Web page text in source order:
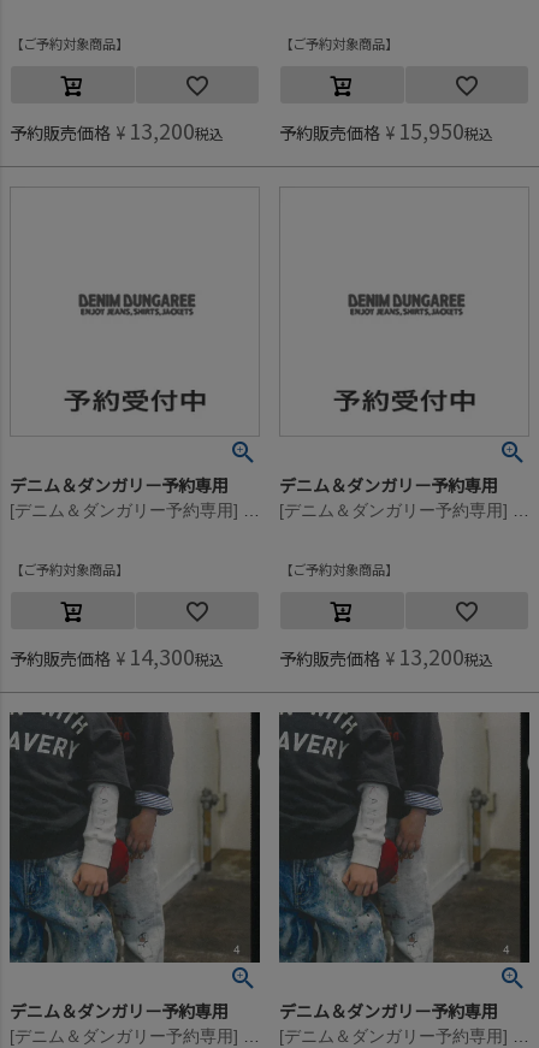
ご予約対象商品
予約販売価格 ¥ 13,200税込
ご予約対象商品
予約販売価格 ¥ 15,950税込
デニム＆ダンガリー予約専用
ご予約対象商品
予約販売価格 ¥ 14,300税込
デニム＆ダンガリー予約専用
ご予約対象商品
予約販売価格 ¥ 13,200税込
デニム＆ダンガリー予約専用 デニム＆ダンガリー予約専用